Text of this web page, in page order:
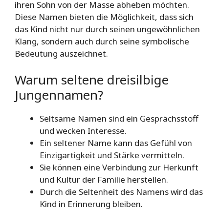
ihren Sohn von der Masse abheben möchten.
Diese Namen bieten die Möglichkeit, dass sich
das Kind nicht nur durch seinen ungewöhnlichen
Klang, sondern auch durch seine symbolische
Bedeutung auszeichnet.
Warum seltene dreisilbige
Jungennamen?
Seltsame Namen sind ein Gesprächsstoff
und wecken Interesse.
Ein seltener Name kann das Gefühl von
Einzigartigkeit und Stärke vermitteln.
Sie können eine Verbindung zur Herkunft
und Kultur der Familie herstellen.
Durch die Seltenheit des Namens wird das
Kind in Erinnerung bleiben.